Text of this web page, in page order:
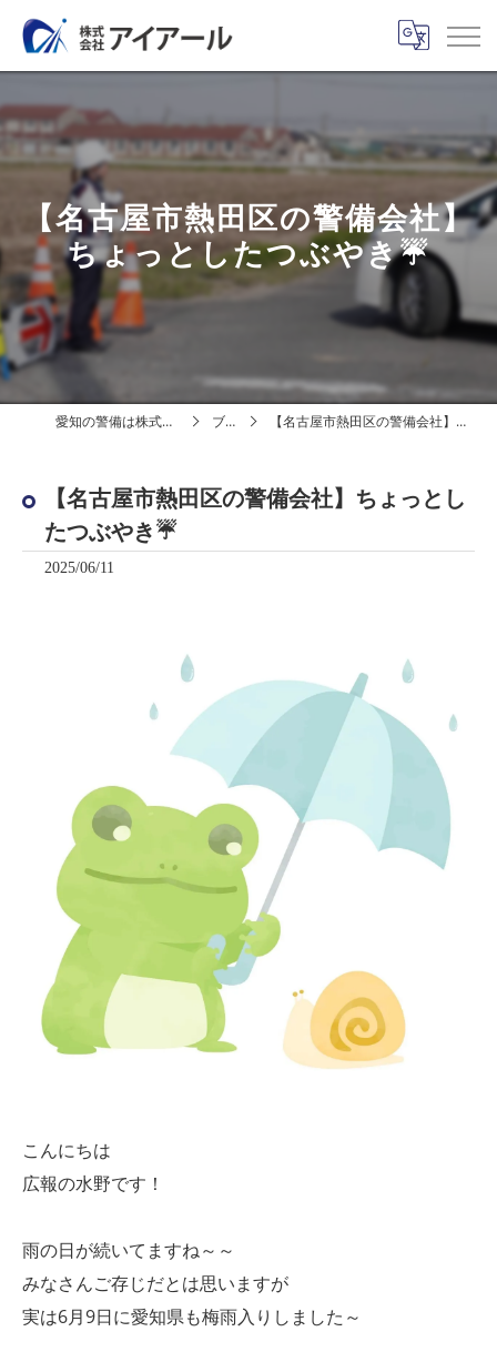
【名古屋市熱田区の警備会社】
ちょっとしたつぶやき☔
愛知の警備は株式会社アイアール ブログ 【名古屋市熱田区の警備会社】ちょっとしたつぶやき☔
【名古屋市熱田区の警備会社】ちょっとし
たつぶやき☔
2025/06/11
こんにちは
広報の水野です！
雨の日が続いてますね～～
みなさんご存じだとは思いますが
実は6月9日に愛知県も梅雨入りしました～